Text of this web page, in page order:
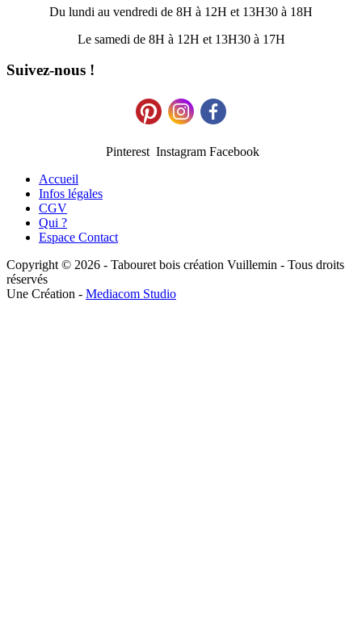
Du lundi au vendredi de 8H à 12H et 13H30 à 18H
Le samedi de 8H à 12H et 13H30 à 17H
Suivez-nous !
Pinterest Instagram Facebook
Accueil
Infos légales
CGV
Qui ?
Espace Contact
Copyright © 2026 - Tabouret bois création Vuillemin - Tous droits
réservés
Une Création - Mediacom Studio